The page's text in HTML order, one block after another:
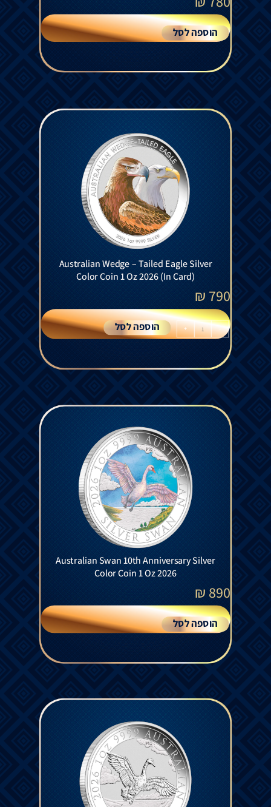
הוספה לסל
Australian Wedge – Tailed Eagle Silver
Color Coin 1 Oz 2026 (In Card)
790
₪
-
+ הוספה לסל
Australian Swan 10th Anniversary Silver
Color Coin 1 Oz 2026
890
₪
הוספה לסל